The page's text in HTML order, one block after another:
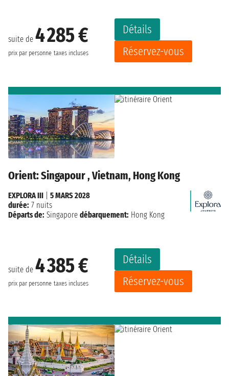
suite de 4 285 €
prix par personne taxes incluses
Détails
Réservez-vous
Orient: Singapour , Vietnam, Hong Kong
suite de 4 385 €
prix par personne taxes incluses
Détails
Réservez-vous
EXPLORA III
5 MARS 2028
durée: 7 nuits
Départs de: Singapore débarquement: Hong Kong